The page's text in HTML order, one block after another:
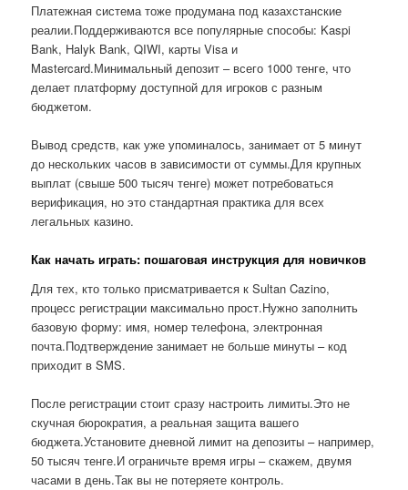
Платежная система тоже продумана под казахстанские
реалии.Поддерживаются все популярные способы: Kaspi
Bank, Halyk Bank, QIWI, карты Visa и
Mastercard.Минимальный депозит – всего 1000 тенге, что
делает платформу доступной для игроков с разным
бюджетом.
Вывод средств, как уже упоминалось, занимает от 5 минут
до нескольких часов в зависимости от суммы.Для крупных
выплат (свыше 500 тысяч тенге) может потребоваться
верификация, но это стандартная практика для всех
легальных казино.
Как начать играть: пошаговая инструкция для новичков
Для тех, кто только присматривается к Sultan Cazino,
процесс регистрации максимально прост.Нужно заполнить
базовую форму: имя, номер телефона, электронная
почта.Подтверждение занимает не больше минуты – код
приходит в SMS.
После регистрации стоит сразу настроить лимиты.Это не
скучная бюрократия, а реальная защита вашего
бюджета.Установите дневной лимит на депозиты – например,
50 тысяч тенге.И ограничьте время игры – скажем, двумя
часами в день.Так вы не потеряете контроль.